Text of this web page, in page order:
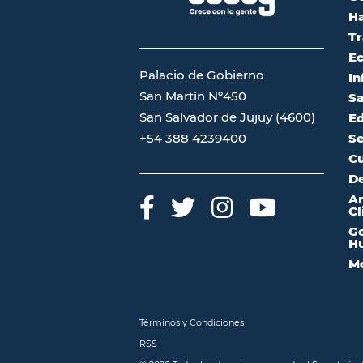
Palacio de Gobierno
San Martín Nº450
San Salvador de Jujuy (4600)
+54 388 4239400
Términos y Condiciones
RSS